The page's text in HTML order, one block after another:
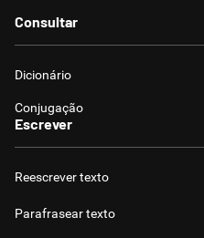
Consultar
Dicionário
Conjugação
Escrever
Reescrever texto
Parafrasear texto